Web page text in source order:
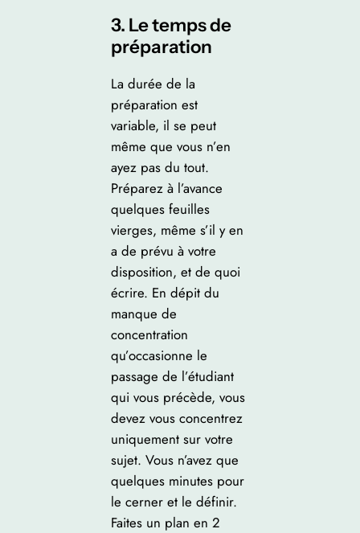
3. Le temps de
préparation
La durée de la
préparation est
variable, il se peut
même que vous n’en
ayez pas du tout.
Préparez à l’avance
quelques feuilles
vierges, même s’il y en
a de prévu à votre
disposition, et de quoi
écrire. En dépit du
manque de
concentration
qu’occasionne le
passage de l’étudiant
qui vous précède, vous
devez vous concentrez
uniquement sur votre
sujet. Vous n’avez que
quelques minutes pour
le cerner et le définir.
Faites un plan en 2